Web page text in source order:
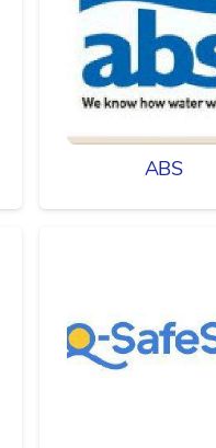
ABS